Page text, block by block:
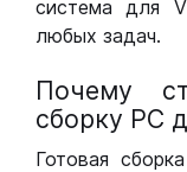
система для
любых задач.
Почему
сборку РС
Готовая